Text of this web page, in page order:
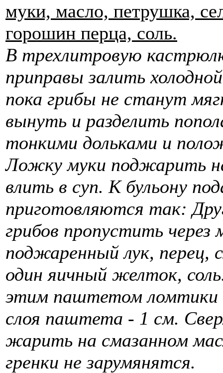
муки, масло, петрушка,
горошин перца, соль.
В трехлитровую
приправы залить
пока грибы не станут
вынуть и разделить
тонкими дольками и
Ложку муки поджарить
влить в суп. К бульону
приготовляются так:
грибов пропустить через
поджаренный лук, перец,
один яичный желток,
этим паштетом ломтики
слоя паштета - 1 см.
жарить на смазанном
гренки не зарумянятся.